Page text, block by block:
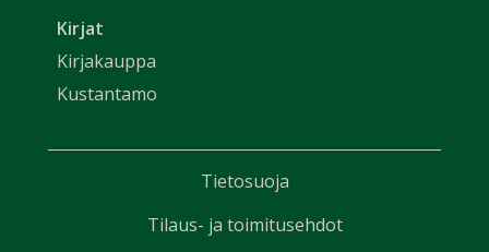
Kirjat
Kirjakauppa
Kustantamo
Tietosuoja
Tilaus- ja toimitusehdot